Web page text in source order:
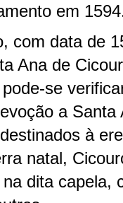
em
com data de
Ana de
se
a
à
natal,
dita capela,